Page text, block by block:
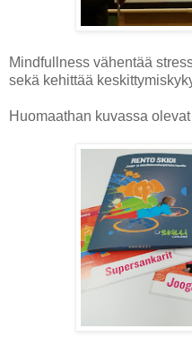
Mindfullness vähentää
sekä kehittää
Huomaathan kuvassa